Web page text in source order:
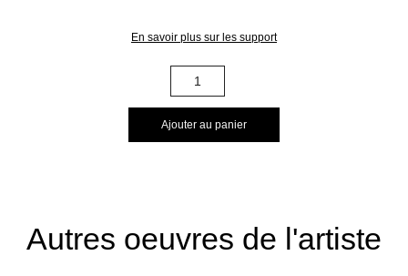
En savoir plus sur les support
quantité
de
002036
Ajouter au panier
Autres oeuvres de l'artiste